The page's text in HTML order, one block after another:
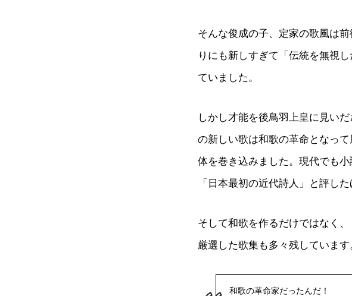
そんな俊成の子、定家の歌風は
りにも新しすぎて「伝統を無視
ていました。
しかし才能を後鳥羽上皇に見い
の新しい歌は和歌の革命となっ
体を巻き込みました。現代でも
「日本最初の近代詩人」と評した
そして和歌を作るだけではなく
厳選した歌集も多々残しています
和歌の革命家だったんだ！